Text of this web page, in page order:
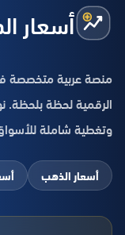
أسعار
منصة عربية متخصصة
الرقمية لحظة بلحظة.
وتغطية شاملة
أسعار الذهب